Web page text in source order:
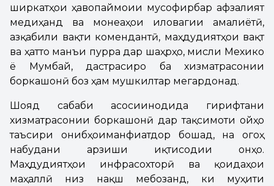
ширкатҳои ҳавопаймоии мусофирбар афзалият
медиҳанд ва монеаҳои иловагии амалиётӣ,
азқабили вақти комендантӣ, маҳдудиятҳои вақт
ва ҳатто манъи пурра дар шаҳрҳо, мисли Мехико
ё Мумбай, дастрасиро ба хизматрасонии
боркашонӣ боз ҳам мушкилтар мегардонад.
Шояд сабаби асосиинодида гирифтани
хизматрасонии боркашонӣ дар тақсимоти ҷойҳо
таъсири ҷонибҳоиманфиатдор бошад, на огоҳ
набудани арзиши иқтисодии онҳо.
Маҳдудиятҳои инфрасохторӣ ва қоидаҳои
маҳаллӣ низ нақш мебозанд, ки муҳити